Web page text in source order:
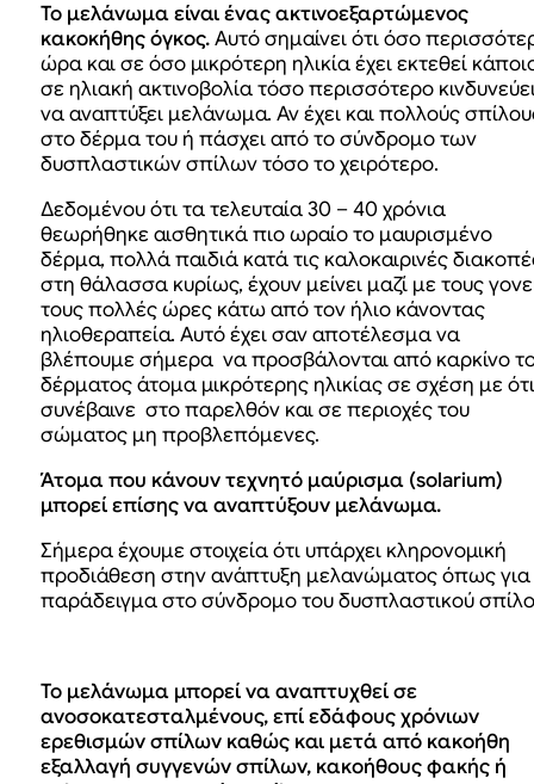
Το μελάνωμα είναι ένας ακτινοεξαρτώμενος
κακοκήθης όγκος.Αυτό σημαίνει ότι όσο
ώρα και σε όσο μικρότερη ηλικία έχει εκτεθεί
σε ηλιακή ακτινοβολία τόσο περισσότερο
να αναπτύξει μελάνωμα. Αν έχει και πολλούς
στο δέρμα του ή πάσχει από το σύνδρομο των
δυσπλαστικών σπίλων τόσο το χειρότερο.
Δεδομένου ότι τα τελευταία 30 – 40 χρόνια
θεωρήθηκε αισθητικά πιο ωραίο το μαυρισμένο
δέρμα, πολλά παιδιά κατά τις καλοκαιρινές
στη θάλασσα κυρίως, έχουν μείνει μαζί με τους
τους πολλές ώρες κάτω από τον ήλιο κάνοντας
ηλιοθεραπεία. Αυτό έχει σαν αποτέλεσμα να
βλέπουμε σήμερα να προσβάλονται από καρκίνο
δέρματος άτομα μικρότερης ηλικίας σε σχέση με ότι
συνέβαινε στο παρελθόν και σε περιοχές του
σώματος μη προβλεπόμενες.
Άτομα που κάνουν τεχνητό μαύρισμα (solarium)
μπορεί επίσης να αναπτύξουν μελάνωμα.
Σήμερα έχουμε στοιχεία ότι υπάρχει κληρονομική
προδιάθεση στην ανάπτυξη μελανώματος όπως για
παράδειγμα στο σύνδρομο του δυσπλαστικού
Το μελάνωμα μπορεί να αναπτυχθεί σε
ανοσοκατεσταλμένους, επί εδάφους χρόνιων
ερεθισμών σπίλων καθώς και μετά από κακοήθη
εξαλλαγή συγγενών σπίλων, κακοήθους φακής ή